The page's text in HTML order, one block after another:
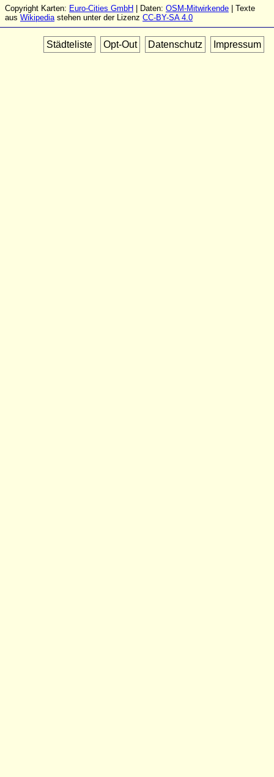
Copyright Karten: Euro-Cities GmbH | Daten: OSM-Mitwirkende | Texte
aus Wikipediastehen unter der Lizenz CC-BY-SA 4.0
Städteliste Opt-Out Datenschutz Impressum